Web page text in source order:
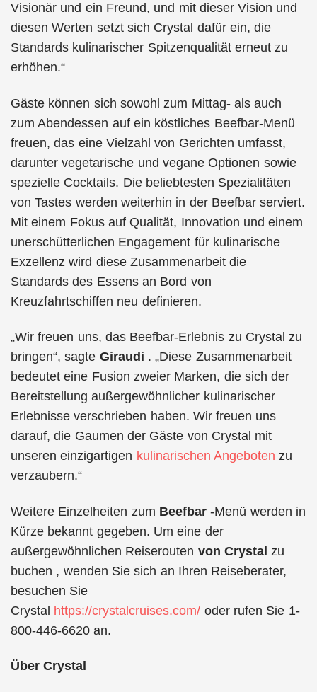
Visionär und ein Freund, und mit dieser Vision und
diesen Werten setzt sich Crystal dafür ein, die
Standards kulinarischer Spitzenqualität erneut zu
erhöhen.“
Gäste können sich sowohl zum Mittag- als auch
zum Abendessen auf ein köstliches Beefbar-Menü
freuen, das eine Vielzahl von Gerichten umfasst,
darunter vegetarische und vegane Optionen sowie
spezielle Cocktails. Die beliebtesten Spezialitäten
von Tastes werden weiterhin in der Beefbar serviert.
Mit einem Fokus auf Qualität, Innovation und einem
unerschütterlichen Engagement für kulinarische
Exzellenz wird diese Zusammenarbeit die
Standards des Essens an Bord von
Kreuzfahrtschiffen neu definieren.
„Wir freuen uns, das Beefbar-Erlebnis zu Crystal zu
bringen“, sagte Giraudi . „Diese Zusammenarbeit
bedeutet eine Fusion zweier Marken, die sich der
Bereitstellung außergewöhnlicher kulinarischer
Erlebnisse verschrieben haben. Wir freuen uns
darauf, die Gaumen der Gäste von Crystal mit
unseren einzigartigen kulinarischen Angeboten zu
verzaubern.“
Weitere Einzelheiten zum Beefbar-Menü werden in
Kürze bekannt gegeben. Um eine der
außergewöhnlichen Reiserouten von Crystal zu
buchen , wenden Sie sich an Ihren Reiseberater,
besuchen Sie
Crystal https://crystalcruises.com/ oder rufen Sie 1-
800-446-6620 an.
Über Crystal